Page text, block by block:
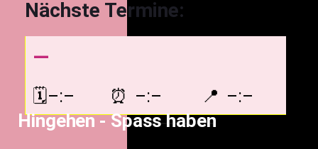
Nächste Termine:
—
–:– –:– –:–
Hingehen - Spass haben